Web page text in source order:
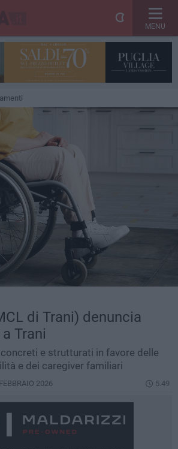
MENU
di Trani) denuncia
Trani
e strutturati in favore delle
e dei caregiver familiari
2026 5.49